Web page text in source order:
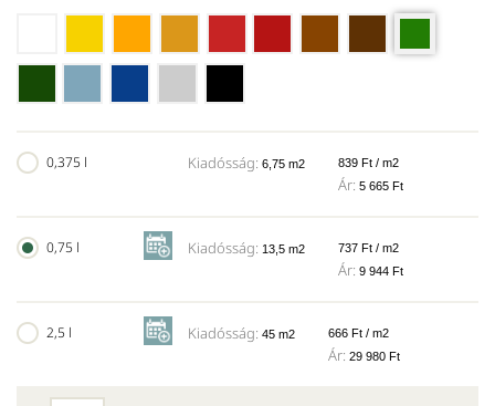
0,375 l Kiadósság: 6,75 m2 839 Ft / m2
Ár: 5 665 Ft
0,75 l Kiadósság: 13,5 m2 737 Ft / m2
Ár: 9 944 Ft
2,5 l Kiadósság: 45 m2 666 Ft / m2
Ár: 29 980 Ft